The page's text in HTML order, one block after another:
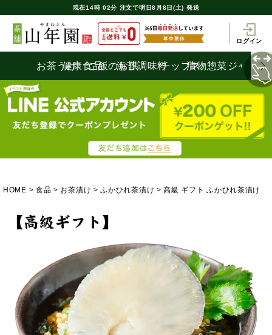
現在14時 02分 注文で明日8月8日(土) 発送
ログイン
お茶うけ健康食品ご飯のお供
海苔調味料チップス
漬物惣菜 ジャム
HOME 食品 お茶漬け ふかひれ茶漬け 高級 ギフト ふかひれ茶漬け